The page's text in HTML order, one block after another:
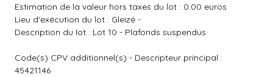
Estimation de la valeur hors taxes du lot : 0.00 euros
Lieu d'exécution du lot : Gleizé -
Description du lot : Lot 10 - Plafonds suspendus
Code(s) CPV additionnel(s) - Descripteur principal :
45421146